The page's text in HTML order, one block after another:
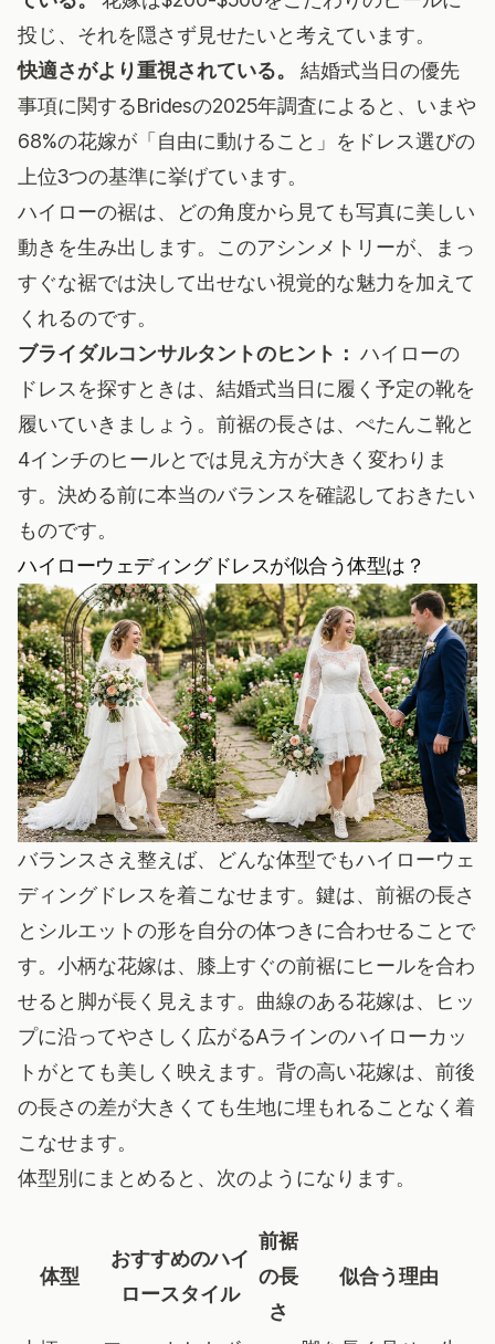
投じ、それを隠さず見せたいと考えています。
快適さがより重視されている。
結婚式当日の優先
事項に関するBridesの2025年調査によると、いまや
68%の花嫁が「自由に動けること」をドレス選びの
上位3つの基準に挙げています。
ハイローの裾は、どの角度から見ても写真に美しい
動きを生み出します。このアシンメトリーが、まっ
すぐな裾では決して出せない視覚的な魅力を加えて
くれるのです。
ブライダルコンサルタントのヒント： ハイローの
ドレスを探すときは、結婚式当日に履く予定の靴を
履いていきましょう。前裾の長さは、ぺたんこ靴と
4インチのヒールとでは見え方が大きく変わりま
す。決める前に本当のバランスを確認しておきたい
ものです。
ハイローウェディングドレスが似合う体型は？
バランスさえ整えば、どんな体型でもハイローウェ
ディングドレスを着こなせます。鍵は、前裾の長さ
とシルエットの形を自分の体つきに合わせることで
す。小柄な花嫁は、膝上すぐの前裾にヒールを合わ
せると脚が長く見えます。曲線のある花嫁は、ヒッ
プに沿ってやさしく広がるAラインのハイローカッ
トがとても美しく映えます。背の高い花嫁は、前後
の長さの差が大きくても生地に埋もれることなく着
こなせます。
体型別にまとめると、次のようになります。
体型
おすすめのハイ
ロースタイル
前裾
の長
さ
似合う理由